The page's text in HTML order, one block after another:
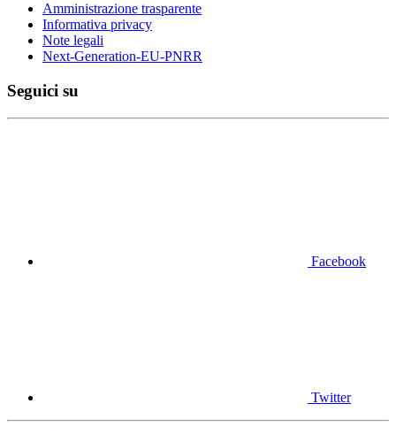
Amministrazione trasparente
Informativa privacy
Note legali
Next-Generation-EU-PNRR
Seguici su
Facebook
Twitter